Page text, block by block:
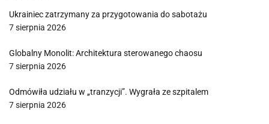
Ukrainiec zatrzymany za przygotowania do sabotażu
7 sierpnia 2026
Globalny Monolit: Architektura sterowanego chaosu
7 sierpnia 2026
Odmówiła udziału w „tranzycji”. Wygrała ze szpitalem
7 sierpnia 2026